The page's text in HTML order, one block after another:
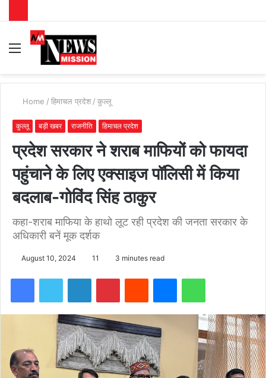
Menu
Home / हिमाचल प्रदेश / कुल्लू
कुल्लू बड़ी खबर राजनीति हिमाचल प्रदेश
प्रदेश सरकार ने शराब माफियों को फायदा
पहुंचाने के लिए एक्साइज पॉलिसी में किया
बदलाब-गोविंद सिंह ठाकुर
कहा-शराब माफिया के हाथो लूट रही प्रदेश की जनता सरकार के
अधिकारी बनें मूक दर्शक
August 10, 2024 11 3 minutes read